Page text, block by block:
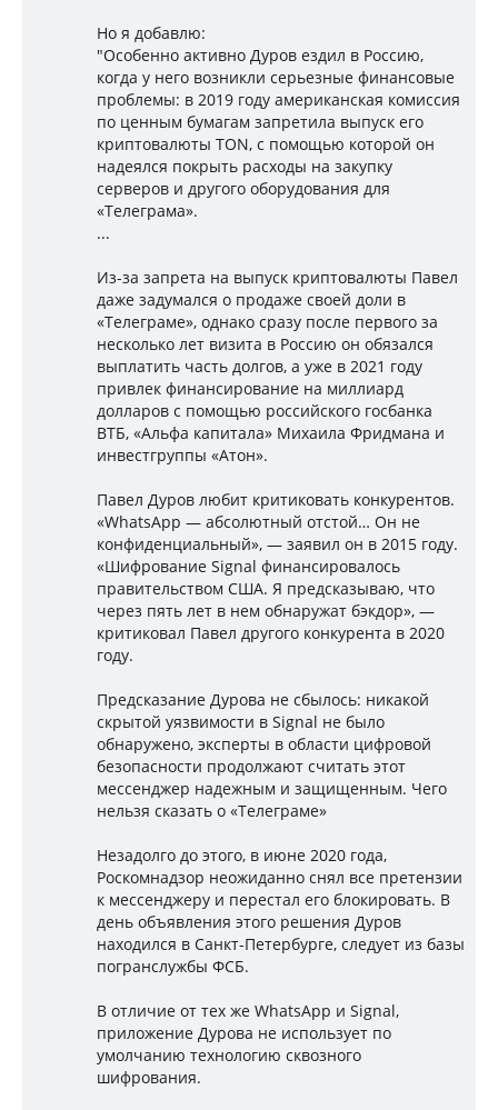
Но я добавлю:
"Особенно активно Дуров ездил в Россию,
когда у него возникли серьезные финансовые
проблемы: в 2019 году американская комиссия
по ценным бумагам запретила выпуск его
криптовалюты TON, с помощью которой он
надеялся покрыть расходы на закупку
серверов и другого оборудования для
«Телеграма».
...
Из-за запрета на выпуск криптовалюты Павел
даже задумался о продаже своей доли в
«Телеграме», однако сразу после первого за
несколько лет визита в Россию он обязался
выплатить часть долгов, а уже в 2021 году
привлек финансирование на миллиард
долларов с помощью российского госбанка
ВТБ, «Альфа капитала» Михаила Фридмана и
инвестгруппы «Атон».
Павел Дуров любит критиковать конкурентов.
«WhatsApp — абсолютный отстой… Он не
конфиденциальный», — заявил он в 2015 году.
«Шифрование Signal финансировалось
правительством США. Я предсказываю, что
через пять лет в нем обнаружат бэкдор», —
критиковал Павел другого конкурента в 2020
году.
Предсказание Дурова не сбылось: никакой
скрытой уязвимости в Signal не было
обнаружено, эксперты в области цифровой
безопасности продолжают считать этот
мессенджер надежным и защищенным. Чего
нельзя сказать о «Телеграме»
Незадолго до этого, в июне 2020 года,
Роскомнадзор неожиданно снял все претензии
к мессенджеру и перестал его блокировать. В
день объявления этого решения Дуров
находился в Санкт-Петербурге, следует из базы
погранслужбы ФСБ.
В отличие от тех же WhatsApp и Signal,
приложение Дурова не использует по
умолчанию технологию сквозного
шифрования.